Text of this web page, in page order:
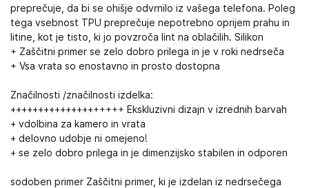
preprečuje, da bi se ohišje odvrnilo iz vašega telefona. Poleg
tega vsebnost TPU preprečuje nepotrebno oprijem prahu in
litine, kot je tisto, ki jo povzroča lint na oblačilih. Silikon
+ Zaščitni primer se zelo dobro prilega in je v roki nedrseča
+ Vsa vrata so enostavno in prosto dostopna
Značilnosti /značilnosti izdelka:
++++++++++++++++++++ Ekskluzivni dizajn v izrednih barvah
+ vdolbina za kamero in vrata
+ delovno udobje ni omejeno!
+ se zelo dobro prilega in je dimenzijsko stabilen in odporen
sodoben primer Zaščitni primer, ki je izdelan iz nedrsečega